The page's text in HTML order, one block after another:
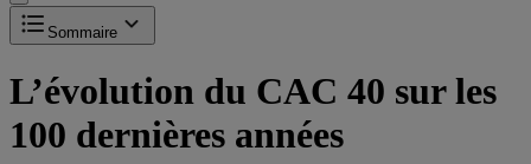
Sommaire
L’évolution du CAC 40 sur les
100 dernières années